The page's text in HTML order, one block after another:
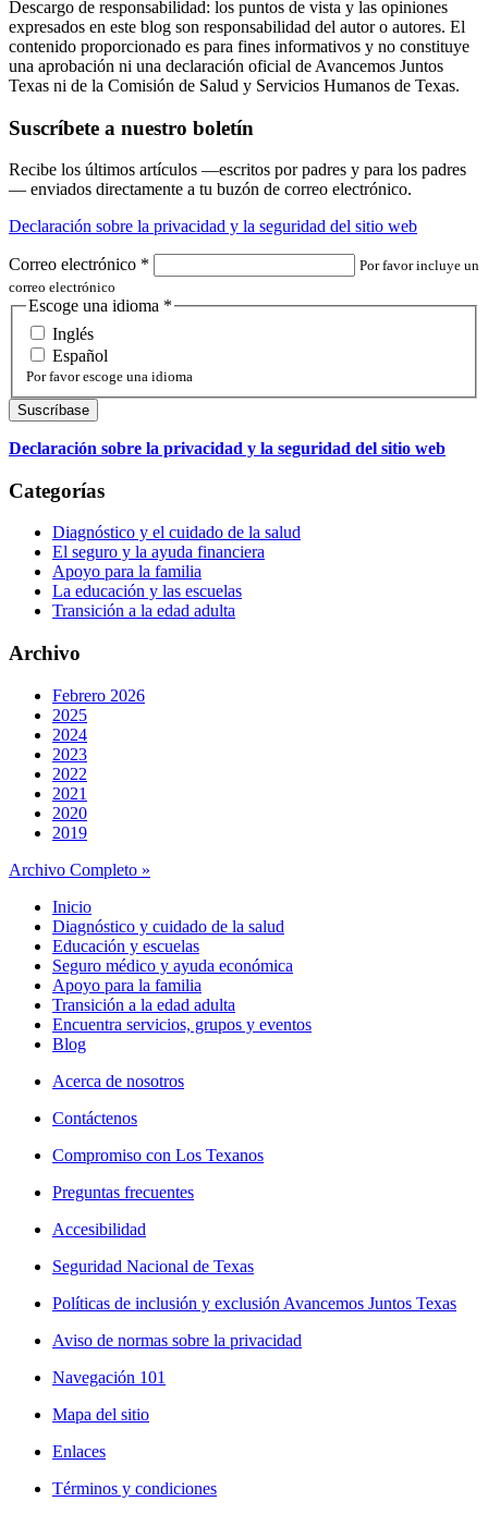
Descargo de responsabilidad: los puntos de vista y las opiniones
expresados en este blog son responsabilidad del autor o autores. El
contenido proporcionado es para fines informativos y no constituye
una aprobación ni una declaración oficial de Avancemos Juntos
Texas ni de la Comisión de Salud y Servicios Humanos de Texas.
Suscríbete a nuestro boletín
Recibe los últimos artículos —escritos por padres y para los padres
— enviados directamente a tu buzón de correo electrónico.
Declaración sobre la privacidad y la seguridad del sitio web
Correo electrónico *
Por favor incluye un
correo electrónico
Escoge una idioma *
Inglés
Español
Por favor escoge una idioma
Declaración sobre la privacidad y la seguridad del sitio web
Categorías
Diagnóstico y el cuidado de la salud
El seguro y la ayuda financiera
Apoyo para la familia
La educación y las escuelas
Transición a la edad adulta
Archivo
Febrero 2026
2025
2024
2023
2022
2021
2020
2019
Archivo Completo »
Inicio
Diagnóstico y cuidado de la salud
Educación y escuelas
Seguro médico y ayuda económica
Apoyo para la familia
Transición a la edad adulta
Encuentra servicios, grupos y eventos
Blog
Acerca de nosotros
Contáctenos
Compromiso con Los Texanos
Preguntas frecuentes
Accesibilidad
Seguridad Nacional de Texas
Políticas de inclusión y exclusión Avancemos Juntos Texas
Aviso de normas sobre la privacidad
Navegación 101
Mapa del sitio
Enlaces
Términos y condiciones